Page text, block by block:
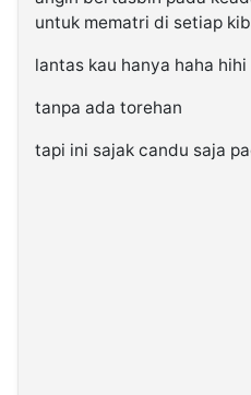
untuk mematri di setiap
lantas kau hanya haha hihi
tanpa ada torehan
tapi ini sajak candu saja